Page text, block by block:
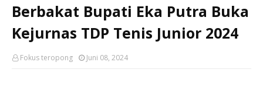
Berbakat Bupati Eka Putra Buka
Kejurnas TDP Tenis Junior 2024
Fokus teropong Juni 08, 2024